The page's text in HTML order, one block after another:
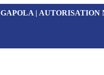
GAPOLA | AUTORISATION